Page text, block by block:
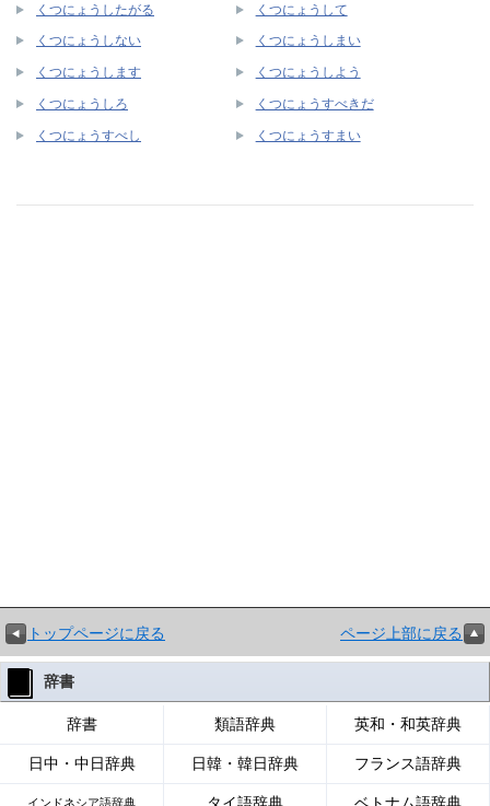
くつにょうしたがる くつにょうして
くつにょうしない くつにょうしまい
くつにょうします くつにょうしよう
くつにょうしろ くつにょうすべきだ
くつにょうすべし くつにょうすまい
トップページに戻る ページ上部に戻る
辞書
辞書 類語辞典 英和・和英辞典
日中・中日辞典 日韓・韓日辞典 フランス語辞典
インドネシア語辞典